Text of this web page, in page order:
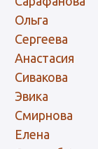
Ольга
Сергеева
Анастасия
Сивакова
Эвика
Смирнова
Елена